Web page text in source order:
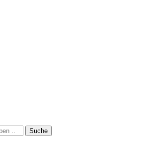
Suche